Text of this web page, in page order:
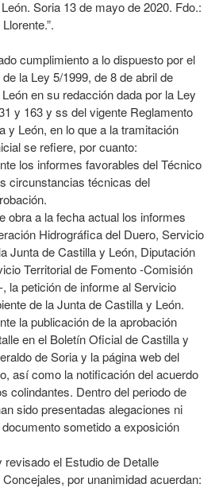
Soria 13 de mayo de 2020. Fdo.:
cumplimiento a lo dispuesto por el
la Ley 5/1999, de 8 de abril de
en su redacción dada por la Ley
y 163 y ss del vigente Reglamento
y León, en lo que a la tramitación
se refiere, por cuanto:
los informes favorables del Técnico
circunstancias técnicas del
obra a la fecha actual los informes
Hidrográfica del Duero, Servicio
Junta de Castilla y León, Diputación
Territorial de Fomento -Comisión
la petición de informe al Servicio
de la Junta de Castilla y León.
la publicación de la aprobación
en el Boletín Oficial de Castilla y
de Soria y la página web del
así como la notificación del acuerdo
colindantes. Dentro del periodo de
sido presentadas alegaciones ni
sometido a exposición
el Estudio de Detalle
por unanimidad acuerdan: